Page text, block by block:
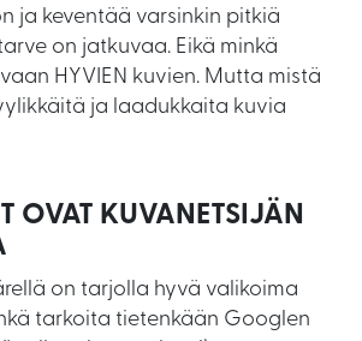
ja keventää varsinkin pitkiä
on jatkuvaa. Eikä minkä
HYVIEN kuvien. Mutta mistä
ja laadukkaita kuvia
OVAT KUVANETSIJÄN
on tarjolla hyvä valikoima
tarkoita tietenkään Googlen